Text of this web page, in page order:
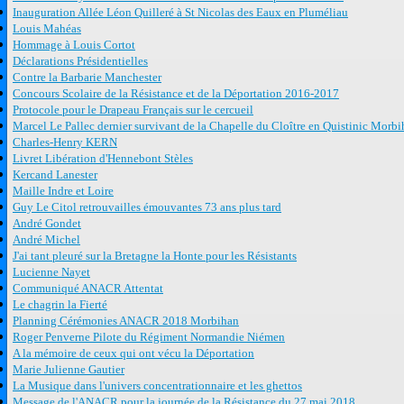
Inauguration Allée Léon Quilleré à St Nicolas des Eaux en Pluméliau
Louis Mahéas
Hommage à Louis Cortot
Déclarations Présidentielles
Contre la Barbarie Manchester
Concours Scolaire de la Résistance et de la Déportation 2016-2017
Protocole pour le Drapeau Français sur le cercueil
Marcel Le Pallec dernier survivant de la Chapelle du Cloître en Quistinic
Charles-Henry KERN
Livret Libération d'Hennebont Stèles
Kercand Lanester
Maille Indre et Loire
Guy Le Citol retrouvailles émouvantes 73 ans plus tard
André Gondet
André Michel
J'ai tant pleuré sur la Bretagne la Honte pour les Résistants
Lucienne Nayet
Communiqué ANACR Attentat
Le chagrin la Fierté
Planning Cérémonies ANACR 2018 Morbihan
Roger Penverne Pilote du Régiment Normandie Niémen
A la mémoire de ceux qui ont vécu la Déportation
Marie Julienne Gautier
La Musique dans l'univers concentrationnaire et les ghettos